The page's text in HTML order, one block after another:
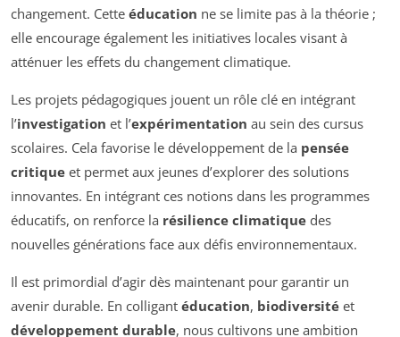
changement. Cette éducation ne se limite pas à la théorie ;
elle encourage également les initiatives locales visant à
atténuer les effets du changement climatique.
Les projets pédagogiques jouent un rôle clé en intégrant
l’investigation et l’expérimentation au sein des cursus
scolaires. Cela favorise le développement de la pensée
critique et permet aux jeunes d’explorer des solutions
innovantes. En intégrant ces notions dans les programmes
éducatifs, on renforce la résilience climatique des
nouvelles générations face aux défis environnementaux.
Il est primordial d’agir dès maintenant pour garantir un
avenir durable. En colligant éducation, biodiversité et
développement durable, nous cultivons une ambition